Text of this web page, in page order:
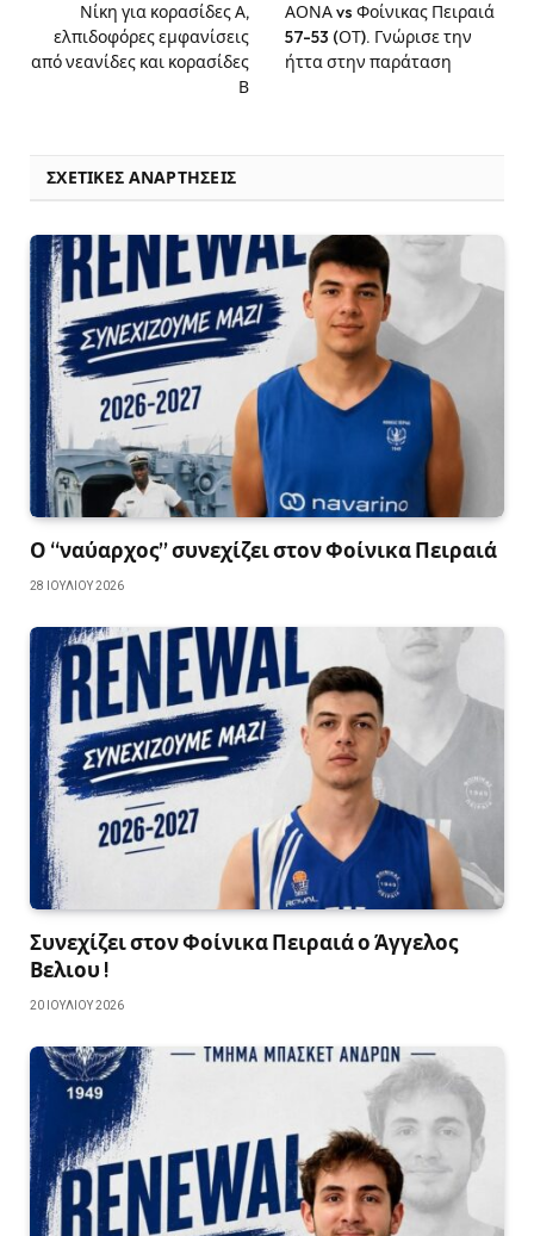
Νίκη για κορασίδες Α,
ελπιδοφόρες εμφανίσεις
από νεανίδες και κορασίδες
Β
ΑΟΝΑ vs Φοίνικας Πειραιά
57-53 (ΟΤ). Γνώρισε την
ήττα στην παράταση
ΣΧΕΤΙΚΈΣ ΑΝΑΡΤΉΣΕΙΣ
Ο “ναύαρχος” συνεχίζει στον Φοίνικα Πειραιά
28 ΙΟΥΛΊΟΥ 2026
Συνεχίζει στον Φοίνικα Πειραιά ο Άγγελος
Βελιου !
20 ΙΟΥΛΊΟΥ 2026